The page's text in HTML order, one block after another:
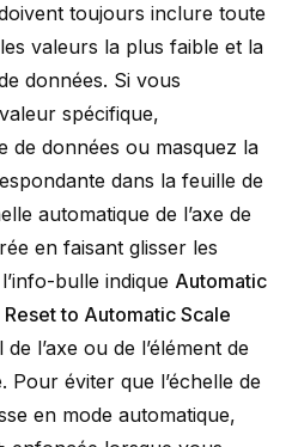
toujours inclure toute
valeurs la plus faible et la
données. Si vous
spécifique,
de données ou masquez la
dans la feuille de
automatique de l’axe de
en faisant glisser les
bulle indique Automatic
Reset to Automatic Scale
l’axe ou de l’élément de
Pour éviter que l’échelle de
en mode automatique,